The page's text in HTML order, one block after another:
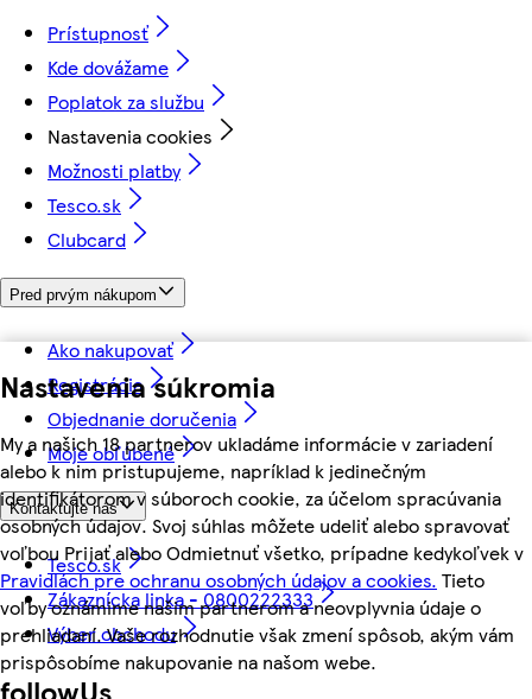
Nastavenia súkromia
My a našich 18 partnerov ukladáme informácie v zariadení
alebo k nim pristupujeme, napríklad k jedinečným
identifikátorom v súboroch cookie, za účelom spracúvania
osobných údajov. Svoj súhlas môžete udeliť alebo spravovať
voľbou Prijať alebo Odmietnuť všetko, prípadne kedykoľvek v
Pravidlách pre ochranu osobných údajov a cookies. Tieto
voľby oznámime našim partnerom a neovplyvnia údaje o
prehliadaní. Vaše rozhodnutie však zmení spôsob, akým vám
prispôsobíme nakupovanie na našom webe.
Prístupnosť
Kde dovážame
Poplatok za službu
Nastavenia cookies
Možnosti platby
Tesco.sk
Clubcard
Pred prvým nákupom
Ako nakupovať
Registrácia
Objednanie doručenia
Moje obľúbené
Kontaktujte nás
Tesco.sk
Zákaznícka linka - 0800222333
Výber obchodu
followUs